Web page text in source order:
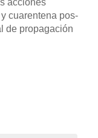
acciones
cuarentena pos-
de propagación